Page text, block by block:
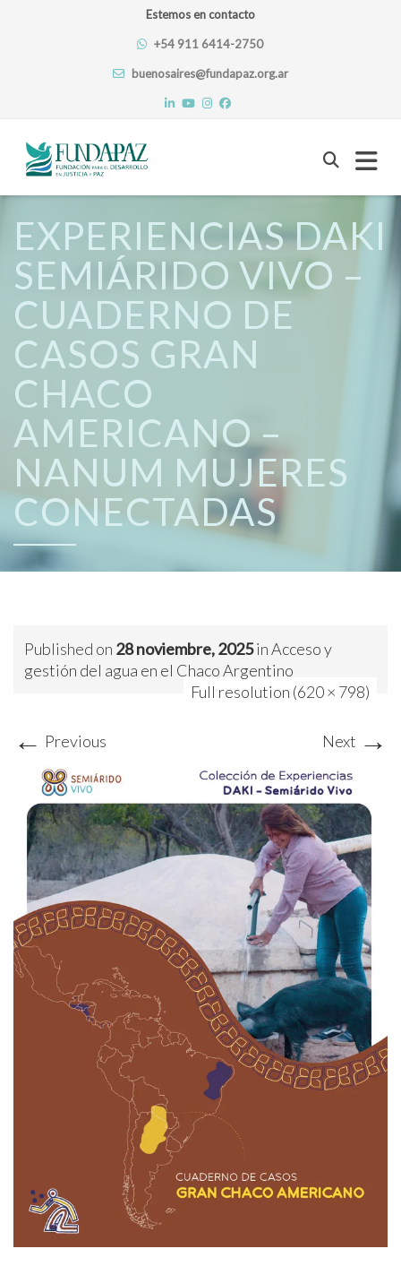
Estemos en contacto
+54 911 6414-2750
buenosaires@fundapaz.org.ar
Skip
to
content
EXPERIENCIAS DAKI
SEMIÁRIDO VIVO –
CUADERNO DE
CASOS GRAN
CHACO
AMERICANO –
NANUM MUJERES
CONECTADAS
Published on 28 noviembre, 2025inAcceso y
gestión del agua en el Chaco Argentino
Full resolution (620 × 798)
← Previous Next →